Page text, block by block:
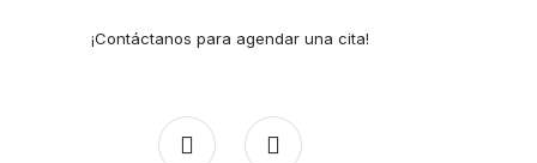
¡Contáctanos para agendar una cita!